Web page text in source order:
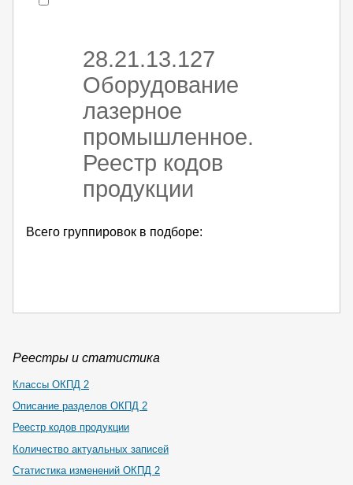
28.21.13.127
Оборудование
лазерное
промышленное.
Реестр кодов
продукции
Всего группировок в подборе:
Реестры и статистика
Классы ОКПД 2
Описание разделов ОКПД 2
Реестр кодов продукции
Количество актуальных записей
Статистика изменений ОКПД 2